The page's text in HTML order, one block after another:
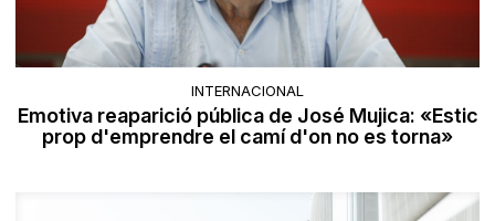
INTERNACIONAL
Emotiva reaparició pública de José Mujica: «Estic
prop d'emprendre el camí d'on no es torna»